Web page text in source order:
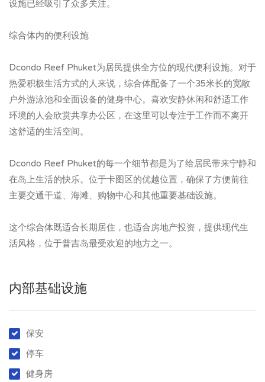
设施已经吸引了众多关注。
综合体内的便利设施
Dcondo Reef Phuket为居民提供全方位的现代便利设施。对于
热爱积极生活方式的人来说，综合体配备了一个35米长的宽敞
户外游泳池和全面设备的健身中心。喜欢安静休闲和舒适工作
环境的人会欣赏共享办公区，在这里可以专注于工作而不离开
这舒适的生活空间。
Dcondo Reef Phuket的每一个细节都是为了给居民带来宁静和
在岛上生活的快乐。位于卡图区的优越位置，确保了方便前往
主要交通干道、海滩、购物中心和其他重要基础设施。
这个综合体既适合长期居住，也适合房地产投资，提供现代生
活风格，位于普吉岛最受欢迎的地方之一。
内部基础设施
保安
停车
健身房